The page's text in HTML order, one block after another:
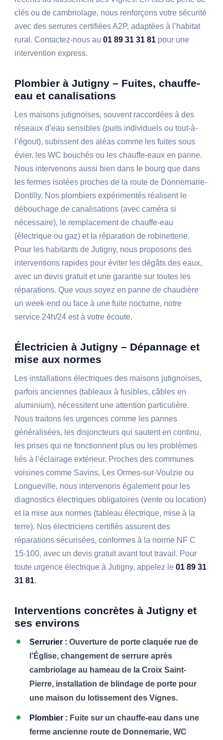
clés ou de cambriolage, nous renforçons votre sécurité
avec des serrures certifiées A2P, adaptées à l’habitat
rural. Contactez-nous au01 89 31 31 81 pour une
intervention express.
Plombier à Jutigny – Fuites, chauffe-
eau et canalisations
Les maisons jutignoises, souvent raccordées à des
réseaux d’eau sensibles (puits individuels ou tout-à-
l’égout), subissent des aléas comme les fuites sous
évier, les WC bouchés ou les chauffe-eaux en panne.
Nous intervenons aussi bien dans le bourg que dans
les fermes isolées proches de la route de Donnemarie-
Dontilly. Nos plombiers expérimentés réalisent le
débouchage de canalisations (avec caméra si
nécessaire), le remplacement de chauffe-eau
(électrique ou gaz) et la réparation de robinetterie.
Pour les habitants de Jutigny, nous proposons des
interventions rapides pour éviter les dégâts des eaux,
avec un devis gratuit et une garantie sur toutes les
réparations. Que vous soyez en panne de chaudière
un week-end ou face à une fuite nocturne, notre
service 24h/24 est à votre écoute.
Électricien à Jutigny – Dépannage et
mise aux normes
Les installations électriques des maisons jutignoises,
parfois anciennes (tableaux à fusibles, câbles en
aluminium), nécessitent une attention particulière.
Nous traitons les urgences comme les pannes
généralisées, les disjoncteurs qui sautent en continu,
les prises qui ne fonctionnent plus ou les problèmes
liés à l’éclairage extérieur. Proches des communes
voisines comme Savins, Les Ormes-sur-Voulzie ou
Longueville, nous intervenons également pour les
diagnostics électriques obligatoires (vente ou location)
et la mise aux normes (tableau électrique, mise à la
terre). Nos électriciens certifiés assurent des
réparations sécurisées, conformes à la norme NF C
15-100, avec un devis gratuit avant tout travail. Pour
toute urgence électrique à Jutigny, appelez le01 89 31
31 81.
Interventions concrètes à Jutigny et
ses environs
Serrurier : Ouverture de porte claquée rue de
l’Église, changement de serrure après
cambriolage au hameau de la Croix Saint-
Pierre, installation de blindage de porte pour
une maison du lotissement des Vignes.
Plombier : Fuite sur un chauffe-eau dans une
ferme ancienne route de Donnemarie, WC